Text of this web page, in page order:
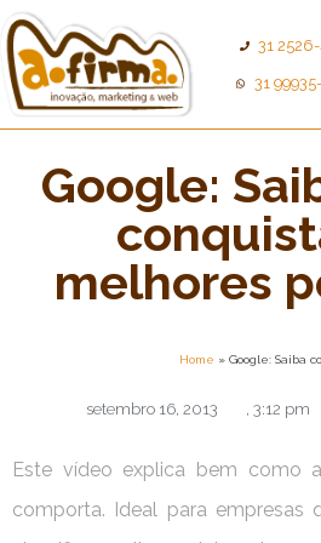
31
31
Google:
melhores
Home » Google: Saiba
setembro 16, 2013 , 3:12 pm
Este vídeo explica bem como
comporta. Ideal para empresas